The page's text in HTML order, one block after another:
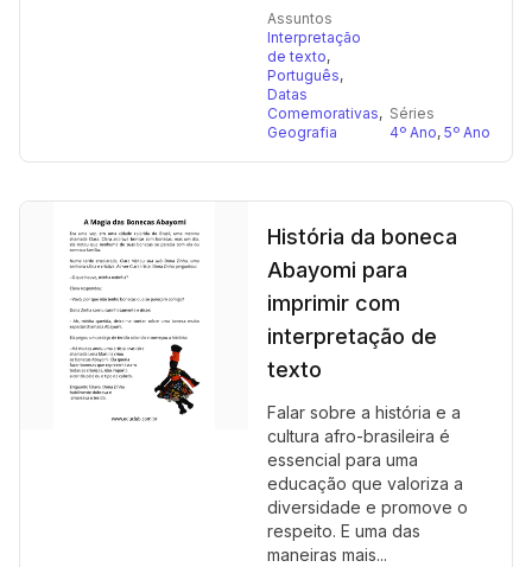
Assuntos
Interpretação
de texto,
Português,
Datas
Comemorativas,
Geografia
Séries
4º Ano, 5º Ano
História da boneca
Abayomi para
imprimir com
interpretação de
texto
Falar sobre a história e a
cultura afro-brasileira é
essencial para uma
educação que valoriza a
diversidade e promove o
respeito. E uma das
maneiras mais...